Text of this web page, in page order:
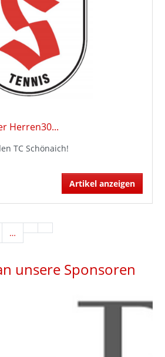
Herren30...
TC Schönaich!
Artikel anzeigen
…
unsere Sponsoren